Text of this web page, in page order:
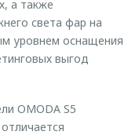
а также
света фар на
уровнем оснащения
выгод
OMODA S5